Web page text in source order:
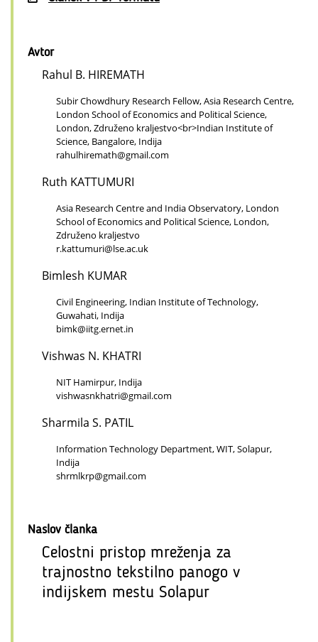
Avtor
Rahul B. HIREMATH
Subir Chowdhury Research Fellow, Asia Research Centre,
London School of Economics and Political Science,
London, Združeno kraljestvo<br>Indian Institute of
Science, Bangalore, Indija
rahulhiremath@gmail.com
Ruth KATTUMURI
Asia Research Centre and India Observatory, London
School of Economics and Political Science, London,
Združeno kraljestvo
r.kattumuri@lse.ac.uk
Bimlesh KUMAR
Civil Engineering, Indian Institute of Technology,
Guwahati, Indija
bimk@iitg.ernet.in
Vishwas N. KHATRI
NIT Hamirpur, Indija
vishwasnkhatri@gmail.com
Sharmila S. PATIL
Information Technology Department, WIT, Solapur,
Indija
shrmlkrp@gmail.com
Naslov članka
Celostni pristop mreženja za
trajnostno tekstilno panogo v
indijskem mestu Solapur